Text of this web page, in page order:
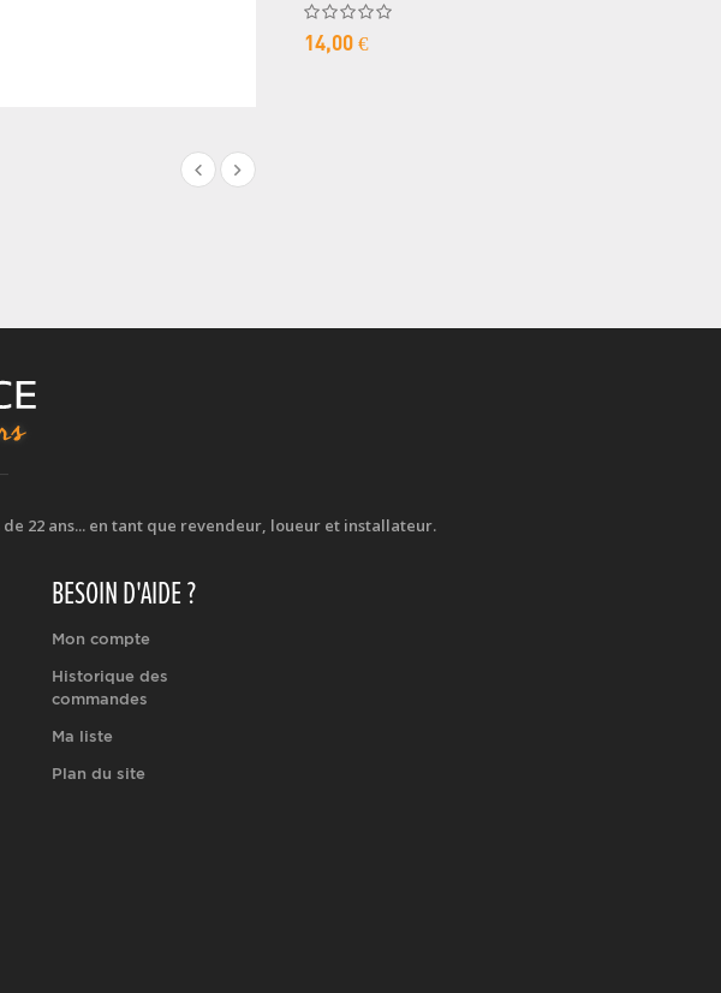
14,00 €
de 22 ans... en tant que revendeur, loueur et installateur.
BESOIN D'AIDE ?
Mon compte
Historique des
commandes
Ma liste
Plan du site